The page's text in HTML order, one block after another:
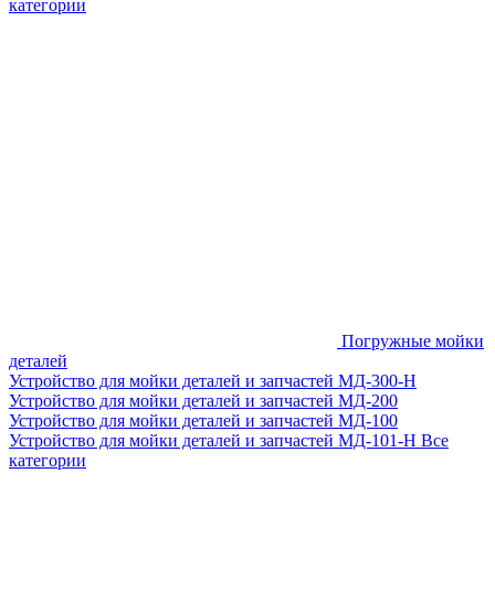
категории
Погружные мойки
деталей
Устройство для мойки деталей и запчастей МД-300-H
Устройство для мойки деталей и запчастей МД-200
Устройство для мойки деталей и запчастей МД-100
Устройство для мойки деталей и запчастей МД-101-Н Все
категории